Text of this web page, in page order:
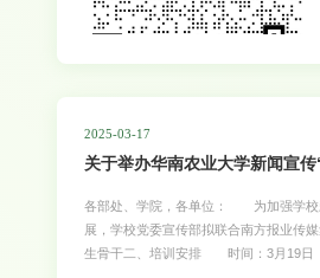
2025-03-17
关于举办华南农业大学新闻宣
各部处、学院，各单位： 为加强学校
展，学校党委宣传部拟联合南方报业传
生骨干二、培训安排 时间：3月19